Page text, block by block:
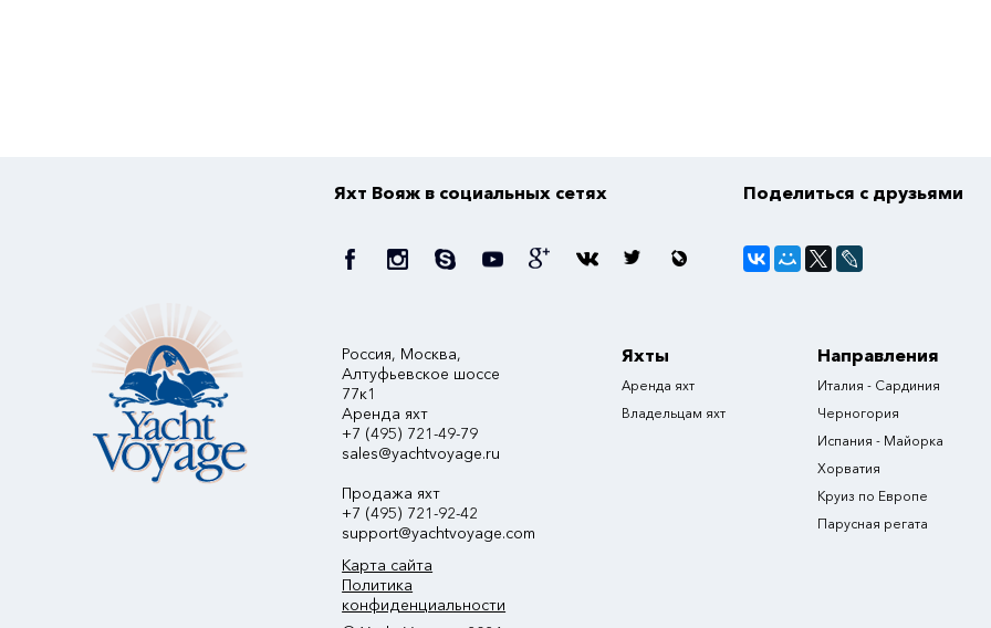
Яхт Вояж в социальных сетях Поделиться с друзьями
Россия, Москва,
Алтуфьевское шоссе
77к1
Аренда яхт
+7 (495) 721-49-79
sales@yachtvoyage.ru
Продажа яхт
+7 (495) 721-92-42
support@yachtvoyage.com
Карта сайта
Политика
конфиденциальности
Яхты
Аренда яхт
Владельцам яхт
Направления
Италия - Сардиния
Черногория
Испания - Майорка
Хорватия
Круиз по Европе
Парусная регата